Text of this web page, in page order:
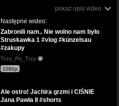
pokaż opis video
Następne wideo:
Zabronili nam.. Nie wolno nam było
Struskawka 1 #vlog #künzelsau
#zakupy
Trzy_Po_Trzy
1080p
Ale ostro! Jachira grzmi i CIŚNIE
Jana Pawła II #shorts